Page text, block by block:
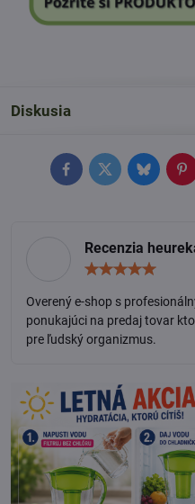
Diskusia
FacebookTwitterBluesky
Recenzia
Overený e-shop s
ponukajúci na predaj tovar
pre ľudský organizmus.